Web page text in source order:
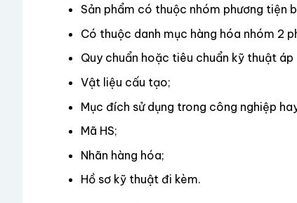
Sản phẩm có thuộc nhóm phương tiện
Có thuộc danh mục hàng hóa nhóm 2
Quy chuẩn hoặc tiêu chuẩn kỹ thuật áp
Vật liệu cấu tạo;
Mục đích sử dụng trong công nghiệp
Mã HS;
Nhãn hàng hóa;
Hồ sơ kỹ thuật đi kèm.